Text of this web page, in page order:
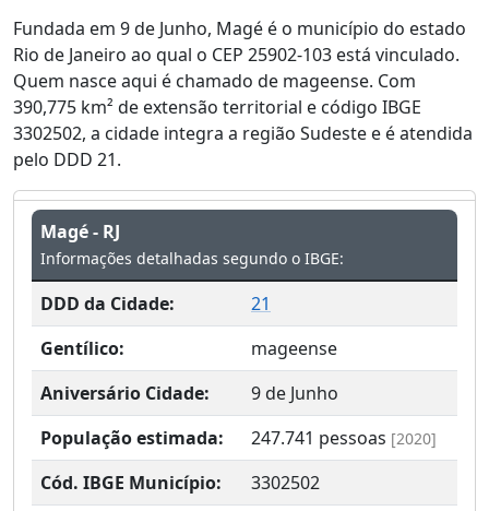
Fundada em 9 de Junho, Magé é o município do estado
Rio de Janeiro ao qual o CEP 25902-103 está vinculado.
Quem nasce aqui é chamado de mageense. Com
390,775 km² de extensão territorial e código IBGE
3302502, a cidade integra a região Sudeste e é atendida
pelo DDD 21.
Magé - RJ
Informações detalhadas segundo o IBGE:
DDD da Cidade:
21
Gentílico:
mageense
Aniversário Cidade:
9 de Junho
População estimada:
247.741 pessoas [2020]
Cód. IBGE Município: 3302502